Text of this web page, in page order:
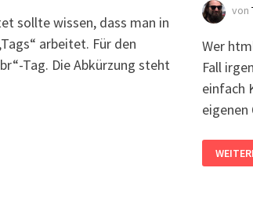
sollte wissen, dass man in
arbeitet. Für den
Tag. Die Abkürzung steht
von
Wer
Fall
einfach
–